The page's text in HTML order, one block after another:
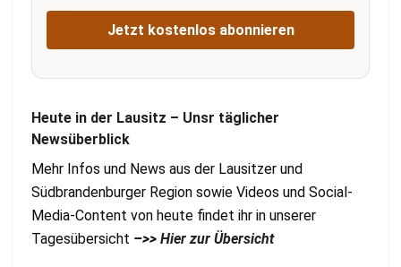
Jetzt kostenlos abonnieren
Heute in der Lausitz – Unsr täglicher
Newsüberblick
Mehr Infos und News aus der Lausitzer und
Südbrandenburger Region sowie Videos und Social-
Media-Content von heute findet ihr in unserer
Tagesübersicht –>> Hier zur Übersicht